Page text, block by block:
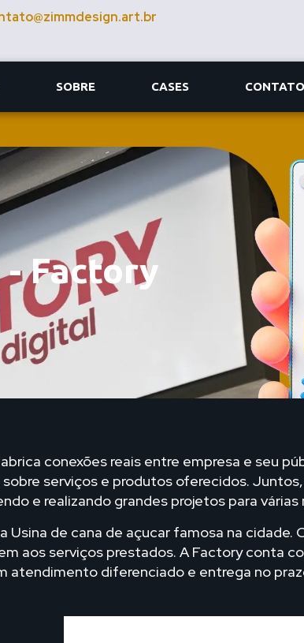
SOBRE CASES CONTATO
- Factory
conexões reais entre empresa e seu
serviços e produtos oferecidos.
e realizando grandes projetos para várias
de cana de açucar famosa na cidade.
aos serviços prestados. A Factory conta
atendimento diferenciado e entrega no